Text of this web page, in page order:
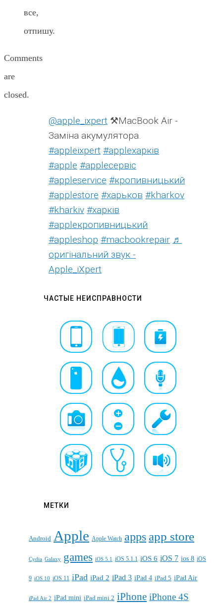
все,
отпишу.
Comments
are
closed.
@apple_ixpert ⚒️MacBook Air -
Заміна акумулятора.
#appleixpert #аррleхарків
#apple #аррleсервіс
#appleservice #кропивницький
#applestore #харьков #kharkov
#kharkiv #харків
#appleкропивницький
#appleshop #macbookrepair ♬
оригінальний звук -
Apple_iXpert
ЧАСТЫЕ НЕИСПРАВНОСТИ
МЕТКИ
Android Apple Apple Watch apps app store
Cydia Galaxy games iOS 5.1 iOS 5.1.1 iOS 6 iOS 7 ios 8 iOS
9 iOS 10 iOS 11 iPad iPad 2 iPad 3 iPad 4 iPad 5 iPad Air
iPad Air 2 iPad mini iPad mini 2 iPhone iPhone 4S